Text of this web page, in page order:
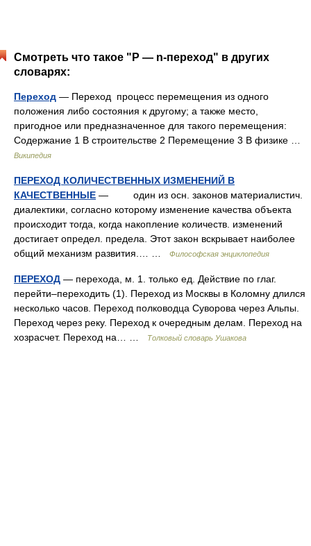
Смотреть что такое "P — n-переход" в других
словарях:
Переход — Переход процесс перемещения из одного
положения либо состояния к другому; а также место,
пригодное или предназначенное для такого перемещения:
Содержание 1 В строительстве 2 Перемещение 3 В физике …
Википедия
ПЕРЕХОД КОЛИЧЕСТВЕННЫХ ИЗМЕНЕНИЙ В
КАЧЕСТВЕННЫЕ — один из осн. законов материалистич.
диалектики, согласно которому изменение качества объекта
происходит тогда, когда накопление количеств. изменений
достигает определ. предела. Этот закон вскрывает наиболее
общий механизм развития.… …
Философская энциклопедия
ПЕРЕХОД — перехода, м. 1. только ед. Действие по глаг.
перейти–переходить (1). Переход из Москвы в Коломну длился
несколько часов. Переход полководца Суворова через Альпы.
Переход через реку. Переход к очередным делам. Переход на
хозрасчет. Переход на… …
Толковый словарь Ушакова